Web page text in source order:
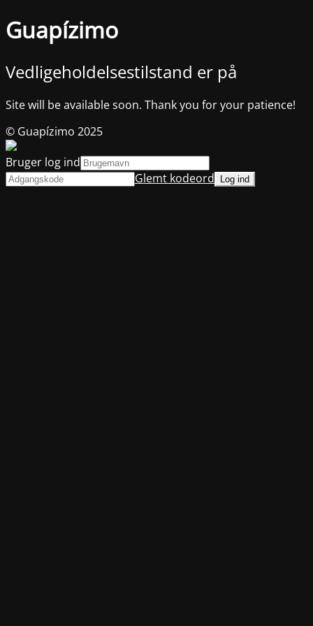
Guapízimo
Vedligeholdelsestilstand er på
Site will be available soon. Thank you for your patience!
© Guapízimo 2025
Bruger log ind
Glemt kodeord